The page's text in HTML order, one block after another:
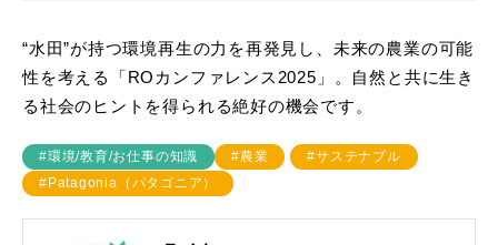
“水田”が持つ環境再生の力を再発見し、未来の農業の可能
性を考える「ROカンファレンス2025」。自然と共に生き
る社会のヒントを得られる絶好の機会です。
#環境/教育/お仕事の知識 #農業
#サステナブル
#Patagonia（パタゴニア）